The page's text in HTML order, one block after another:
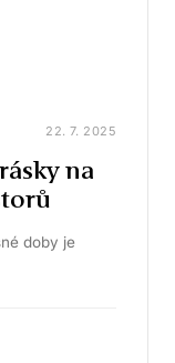
22. 7. 2025
na
doby je